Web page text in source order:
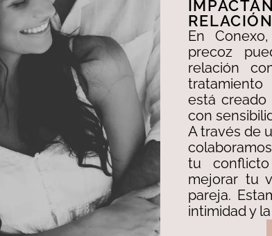
En
precoz
relación
tratamiento
está creado
con
A través de
tu
mejorar tu
pareja.
intimidad y